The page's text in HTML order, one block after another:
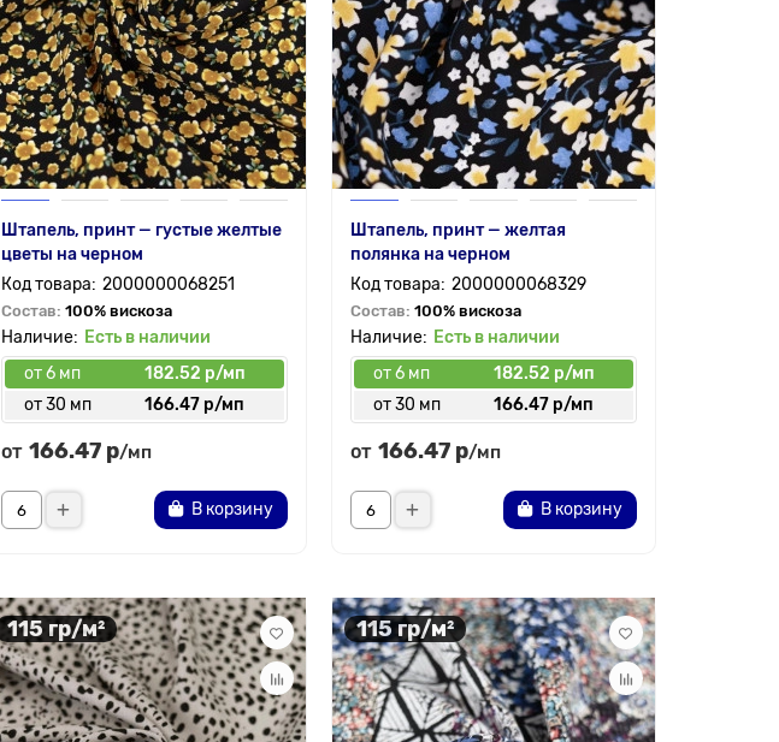
Штапель, принт — густые желтые
цветы на черном
2000000068251
Состав: 100% вискоза
Есть в наличии
от 6 мп
182.52 р/мп
от 30 мп
166.47 р/мп
от 166.47 р/мп
В корзину
Штапель, принт — желтая
полянка на черном
2000000068329
Состав: 100% вискоза
Есть в наличии
от 6 мп
182.52 р/мп
от 30 мп
166.47 р/мп
от 166.47 р/мп
В корзину
115 гр/м² 115 гр/м²